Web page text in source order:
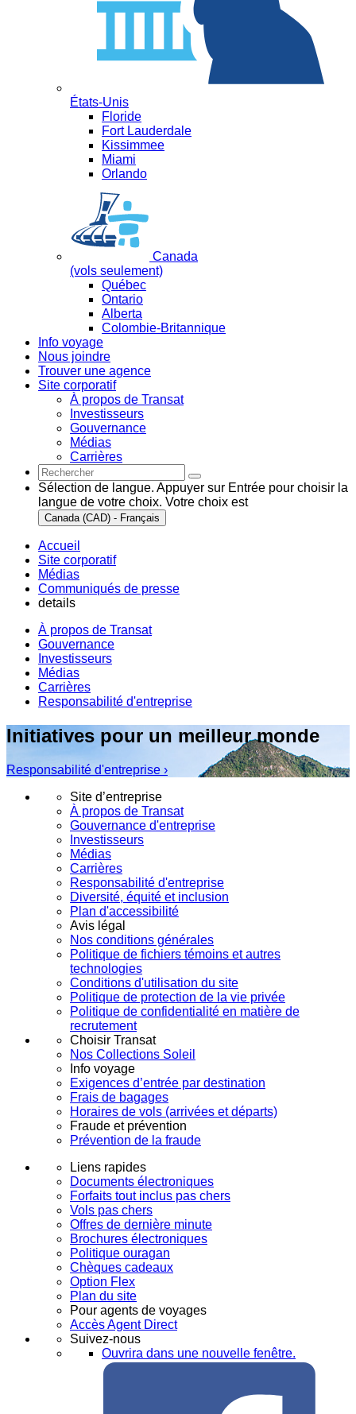
États-Unis
Floride
Fort Lauderdale
Kissimmee
Miami
Orlando
Canada
(vols seulement)
Québec
Ontario
Alberta
Colombie-Britannique
Info voyage
Nous joindre
Trouver une agence
Site corporatif
À propos de Transat
Investisseurs
Gouvernance
Médias
Carrières
Sélection de langue. Appuyer sur Entrée pour choisir la
langue de votre choix. Votre choix est
Canada (CAD) - Français
Accueil
Site corporatif
Médias
Communiqués de presse
details
À propos de Transat
Gouvernance
Investisseurs
Médias
Carrières
Responsabilité d'entreprise
Initiatives pour un meilleur monde
Responsabilité d'entreprise ›
Site d’entreprise
À propos de Transat
Gouvernance d'entreprise
Investisseurs
Médias
Carrières
Responsabilité d'entreprise
Diversité, équité et inclusion
Plan d'accessibilité
Avis légal
Nos conditions générales
Politique de fichiers témoins et autres
technologies
Conditions d'utilisation du site
Politique de protection de la vie privée
Politique de confidentialité en matière de
recrutement
Choisir Transat
Nos Collections Soleil
Info voyage
Exigences d’entrée par destination
Frais de bagages
Horaires de vols (arrivées et départs)
Fraude et prévention
Prévention de la fraude
Liens rapides
Documents électroniques
Forfaits tout inclus pas chers
Vols pas chers
Offres de dernière minute
Brochures électroniques
Politique ouragan
Chèques cadeaux
Option Flex
Plan du site
Pour agents de voyages
Accès Agent Direct
Suivez-nous
Ouvrira dans une nouvelle fenêtre.